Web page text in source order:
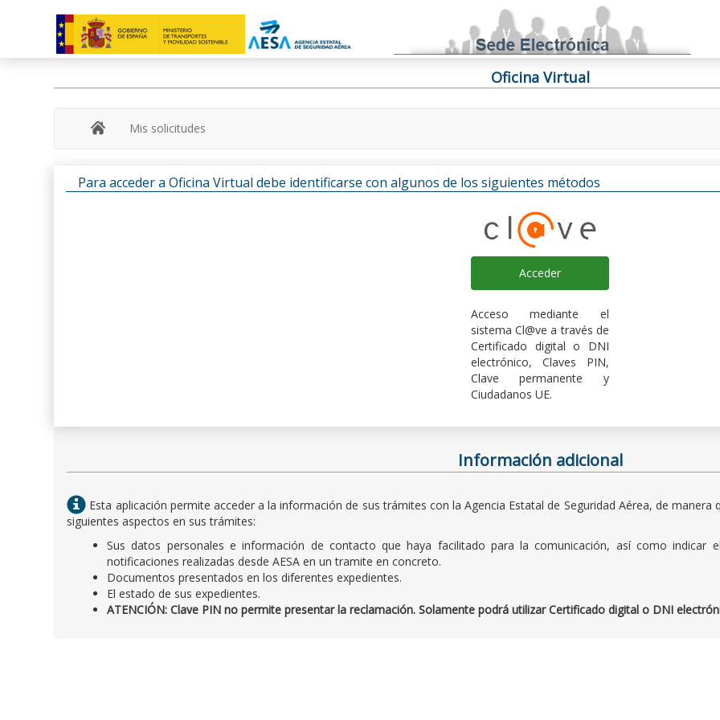
Oficina Virtual
Mis solicitudes
Para acceder a Oficina Virtual debe identificarse con algunos de los siguientes métodos
Acceder
Acceso mediante el
sistema Cl@ve a través de
Certificado digital o DNI
electrónico, Claves PIN,
Clave permanente y
Ciudadanos UE.
Información adicional
Esta aplicación permite acceder a la información de sus trámites con la Agencia Estatal de Seguridad Aérea, de
siguientes aspectos en sus trámites:
Sus datos personales e información de contacto que haya facilitado para la comunicación, así como indicar
notificaciones realizadas desde AESA en un tramite en concreto.
Documentos presentados en los diferentes expedientes.
El estado de sus expedientes.
ATENCIÓN: Clave PIN no permite presentar la reclamación. Solamente podrá utilizar Certificado digital o DNI